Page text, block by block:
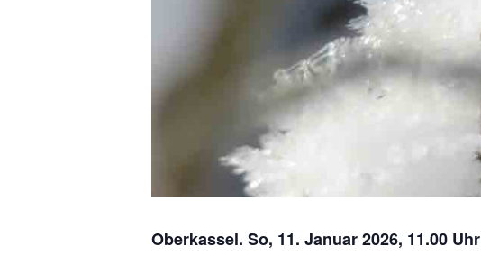
Oberkassel. So, 11. Januar 2026, 11.00 Uhr